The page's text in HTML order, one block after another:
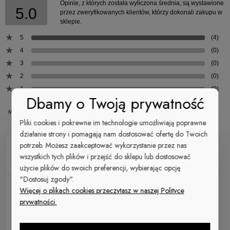
NadrukFullprintz dożywotnią gwarancją
Projektowanie i produkcja w Warszawie
Uniwersalny design
Lokalny patriotyzmnaszych szwaczek,
Wysoka jakość w dobrej cenie
Dobierz odpowiedni rozmiar i ciesz się ze swojego
zakupu. Przystosowane są do każdego rodzaju
aktywności fizycznych, sprawdzą się również jako
zwykle koszulki do sportowego outtitu.
135g/m2
skład materiału
100% poliester (CoolMAX)
Rashguard Damski SZARY
149,00 zł
Do koszyka
5.0
Opinie, z których została wyliczona średnia, są wystawione
przez zweryfikowanych klientów, którzy dokonali zakupu w
sklepie.
5
(4)
4
(0)
3
(0)
2
(0)
1
(0)
RADZIASSS666
Dodano: 2025-06-26
Opinia zweryfikowana
Ocena produktu:
Ocena sklepu:
Dbamy o Twoją prywatność
Pliki cookies i pokrewne im technologie umożliwiają poprawne
działanie strony i pomagają nam dostosować ofertę do Twoich
potrzeb. Możesz zaakceptować wykorzystanie przez nas
wszystkich tych plików i przejść do sklepu lub dostosować
użycie plików do swoich preferencji, wybierając opcję
"Dostosuj zgody".
Więcej o plikach cookies przeczytasz w naszej Polityce
prywatności.